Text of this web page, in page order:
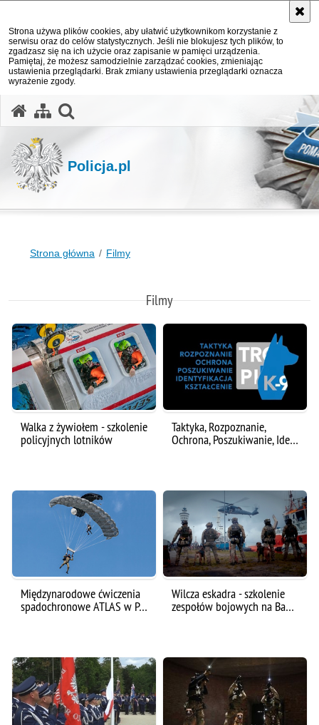
Strona używa plików cookies, aby ułatwić użytkownikom korzystanie z
serwisu oraz do celów statystycznych. Jeśli nie blokujesz tych plików, to
zgadzasz się na ich użycie oraz zapisanie w pamięci urządzenia.
Pamiętaj, że możesz samodzielnie zarządzać cookies, zmieniając
ustawienia przeglądarki. Brak zmiany ustawienia przeglądarki oznacza
wyrażenie zgody.
Policja.pl
Strona główna Filmy
Filmy
Walka z żywiołem - szkolenie
policyjnych lotników
Taktyka, Rozpoznanie,
Ochrona, Poszukiwanie, Ide…
Międzynarodowe ćwiczenia
spadochronowe ATLAS w P…
Wilcza eskadra - szkolenie
zespołów bojowych na Ba…